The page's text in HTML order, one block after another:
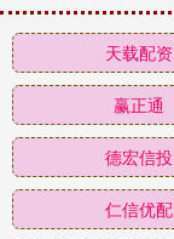
天载配资
赢正通
德宏信投
仁信优配